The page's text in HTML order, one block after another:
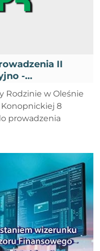
II
-
2025 - IV
Rodzinie w Oleśnie
Konopnickiej 8
prowadzenia